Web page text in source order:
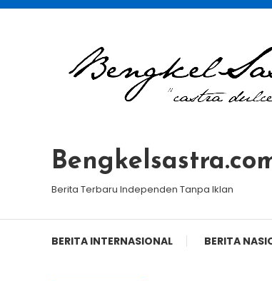
Skip
Berita Terbaru Independen Tanpa Iklan
BERITA INTERNASIONAL BERITA